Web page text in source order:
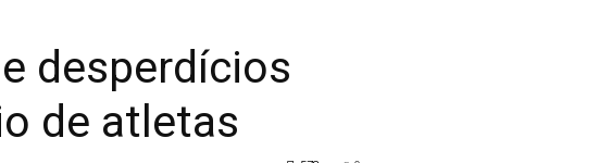
desperdícios
de atletas